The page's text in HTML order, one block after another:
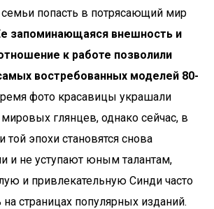
попасть в потрясающий мир
запоминающаяся внешность и
к работе позволили
востребованных моделей 80-
фото красавицы украшали
глянцев, однако сейчас, в
той эпохи становятся снова
и не уступают юным талантам,
и привлекательную Синди часто
страницах популярных изданий.